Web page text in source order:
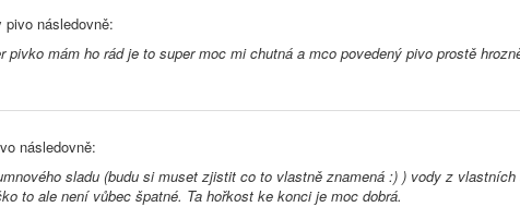
pivo následovně:
pivko mám ho rád je to super moc mi chutná a mco povedený pivo prostě
následovně:
sladu (budu si muset zjistit co to vlastně znamená :) ) vody z
to ale není vůbec špatné. Ta hořkost ke konci je moc dobrá.